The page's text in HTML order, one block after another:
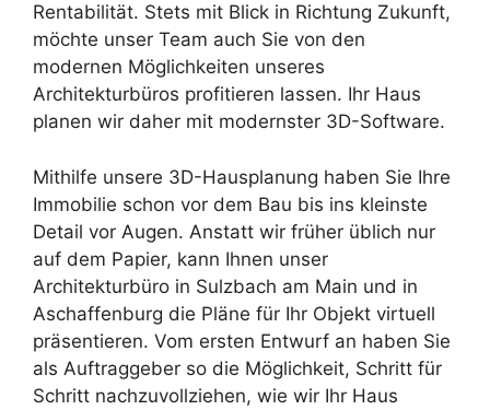
Rentabilität. Stets mit Blick in Richtung Zukunft,
möchte unser Team auch Sie von den
modernen Möglichkeiten unseres
Architekturbüros profitieren lassen. Ihr Haus
planen wir daher mit modernster 3D-Software.
Mithilfe unsere 3D-Hausplanung haben Sie Ihre
Immobilie schon vor dem Bau bis ins kleinste
Detail vor Augen. Anstatt wir früher üblich nur
auf dem Papier, kann Ihnen unser
Architekturbüro in Sulzbach am Main und in
Aschaffenburg die Pläne für Ihr Objekt virtuell
präsentieren. Vom ersten Entwurf an haben Sie
als Auftraggeber so die Möglichkeit, Schritt für
Schritt nachzuvollziehen, wie wir Ihr Haus